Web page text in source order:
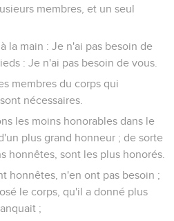
membres, et un seul
la main : Je n'ai pas besoin de
: Je n'ai pas besoin de vous.
membres du corps qui
nécessaires.
les moins honorables dans le
plus grand honneur ; de sorte
honnêtes, sont les plus honorés.
honnêtes, n'en ont pas besoin ;
le corps, qu'il a donné plus
;